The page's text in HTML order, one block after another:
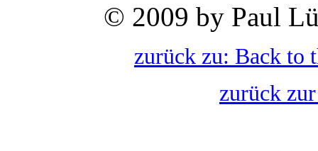
© 2009 by Paul
zurück zu: Back to
zurück